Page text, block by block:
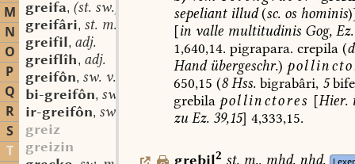
M
N
O
P
Q
R
S
T
greifa, (st. sw.) f.
greifâri, st. m.
greifil, adj.
greiflîh, adj.
greifôn, sw. v.
bi-greifôn, sw. v.
ir-greifôn, sw. v.
greiz
greizin
sepeliantillud (sc.oshominis
[invallemultitudinis Gog,Ez.
1,640,14. pigrapara. crepila(
Handübergeschr.)
650,15 (8Hss.bigrabâri, 5
grebila pollinctores [Hier.
zuEz.39,15] 4,333,15.
grebil2 st. m., mhd. nhd.